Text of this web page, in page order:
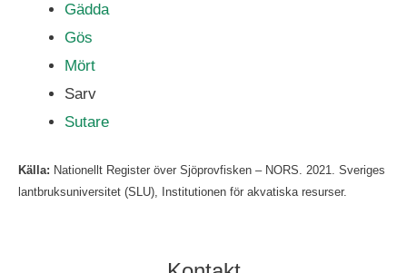
Gädda
Gös
Mört
Sarv
Sutare
Källa: Nationellt Register över Sjöprovfisken – NORS. 2021. Sveriges
lantbruksuniversitet (SLU), Institutionen för akvatiska resurser.